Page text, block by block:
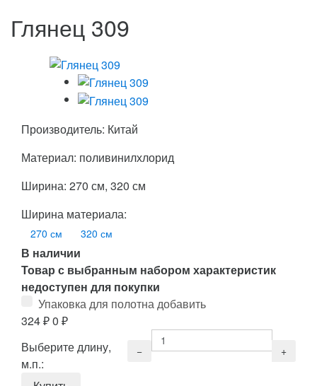
Глянец 309
Производитель: Китай
Материал: поливинилхлорид
Ширина: 270 см, 320 см
Ширина материала:
270 см 320 см
В наличии
Товар с выбранным набором характеристик
недоступен для покупки
Упаковка для полотна добавить
324₽0 ₽
Выберите длину,
м.п.: